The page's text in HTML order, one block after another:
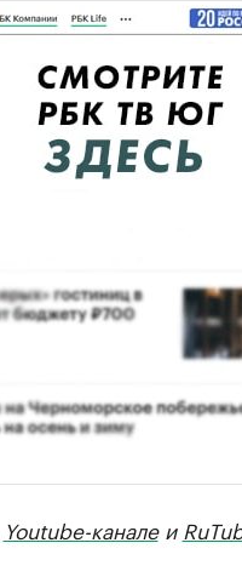
Youtube-каналеи